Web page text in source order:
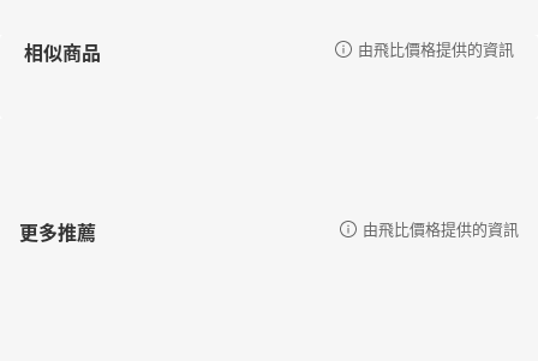
相似商品 由飛比價格提供的資訊
更多推薦 由飛比價格提供的資訊